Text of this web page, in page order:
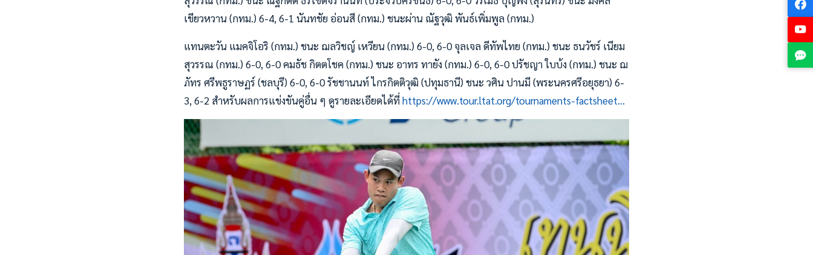
เขียวหวาน (กทม.) 6-4, 6-1 นันทชัย อ่อนสี (กทม.) ชนะผ่าน ณัฐวุฒิ พันธ์เพิ่มพูล (กทม.)
แทนตะวัน แมคจิโอริ (กทม.) ชนะ ฌลวิชญ์ เหวียน (กทม.) 6-0, 6-0 จุลเจล ดีทัพไทย (กทม.) ชนะ ธนวัชร์ เนียม
สุวรรณ (กทม.) 6-0, 6-0 คมธัช กิตตโชค (กทม.) ชนะ อาทร ทายัง (กทม.) 6-0, 6-0 ปรัชญา ใบบ้ง (กทม.) ชนะ ฌ
ภัทร ศรีพธูราษฏร์ (ชลบุรี) 6-0, 6-0 รัชชานนท์ ไกรกิตติวุฒิ (ปทุมธานี) ชนะ วศิน ปานมี (พระนครศรีอยุธยา) 6-
3, 6-2 สำหรับผลการแข่งขันคู่อื่น ๆ ดูรายละเอียดได้ที่https://www.tour.ltat.org/tournaments-factsheet...